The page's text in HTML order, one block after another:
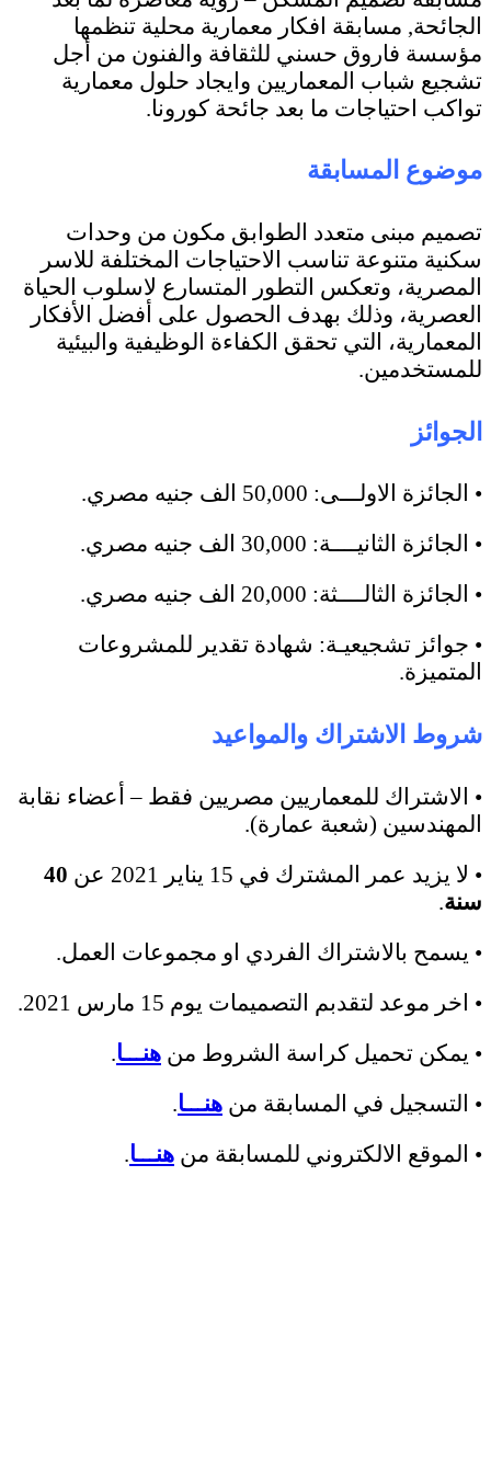
الجائحة, مسابقة افكار معمارية محلية تنظمها
مؤسسة فاروق حسني للثقافة والفنون من أجل
تشجيع شباب المعماريين وايجاد حلول معمارية
تواكب احتياجات ما بعد جائحة كورونا.
موضوع المسابقة
تصميم مبنى متعدد الطوابق مكون من وحدات
سكنية متنوعة تناسب الاحتياجات المختلفة للاسر
المصرية، وتعكس التطور المتسارع لاسلوب الحياة
العصرية، وذلك بهدف الحصول على أفضل الأفكار
المعمارية، التي تحقق الكفاءة الوظيفية والبيئية
للمستخدمين.
الجوائز
• الجائزة الاولـــى: 50,000 الف جنيه مصري.
• الجائزة الثانيــــة: 30,000 الف جنيه مصري.
• الجائزة الثالــــثة: 20,000 الف جنيه مصري.
• جوائز تشجيعيـة: شهادة تقدير للمشروعات
المتميزة.
شروط الاشتراك والمواعيد
• الاشتراك للمعماريين مصريين فقط – أعضاء نقابة
المهندسين (شعبة عمارة).
• لا يزيد عمر المشترك في 15 يناير 2021 عن
40
سنة.
• يسمح بالاشتراك الفردي او مجموعات العمل.
• اخر موعد لتقدبم التصميمات يوم 15 مارس 2021.
• يمكن تحميل كراسة الشروط من هنـــا.
• التسجيل في المسابقة من هنـــا.
• الموقع الالكتروني للمسابقة من هنـــا.